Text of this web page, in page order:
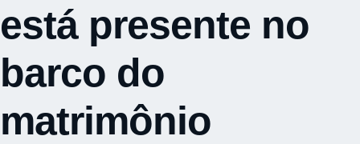
está presente no
barco do
matrimônio